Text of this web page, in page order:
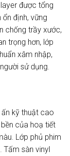
được tổng
định, vững
chống trầy xước,
trọng hơn, lớp
xâm nhập,
sử dụng.
kỹ thuật cao
của hoạ tiết
Lớp phủ phim
Tấm sàn vinyl